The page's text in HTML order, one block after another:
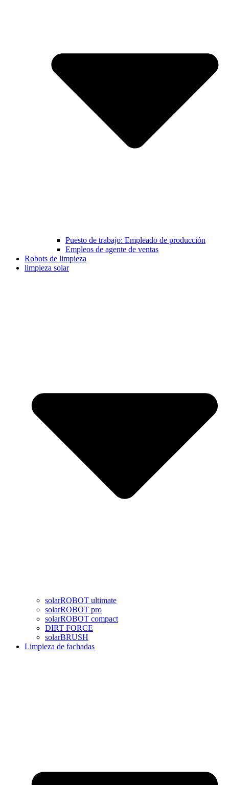
Puesto de trabajo: Empleado de producción
Empleos de agente de ventas
Robots de limpieza
limpieza solar
solarROBOT ultimate
solarROBOT pro
solarROBOT compact
DIRT FORCE
solarBRUSH
Limpieza de fachadas